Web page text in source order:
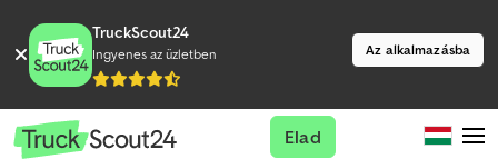
TruckScout24
Ingyenes az üzletben Az alkalmazásba
Elad